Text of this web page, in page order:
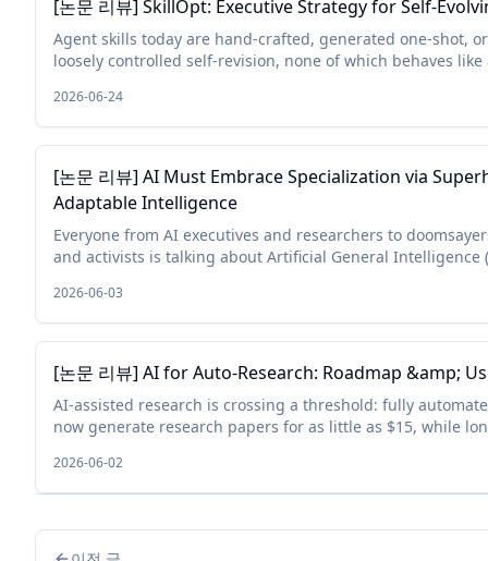
[논문 리뷰] SkillOpt: Executive Strategy for Self-
Agent skills today are hand-crafted, generated one-shot,
loosely controlled self-revision, none of which behaves
2026-06-24
[논문 리뷰] AI Must Embrace Specialization via
Adaptable Intelligence
Everyone from AI executives and researchers to
and activists is talking about Artificial General Intelligence
2026-06-03
[논문 리뷰] AI for Auto-Research: Roadmap &amp;
AI-assisted research is crossing a threshold: fully
now generate research papers for as little as $15, while
2026-06-02